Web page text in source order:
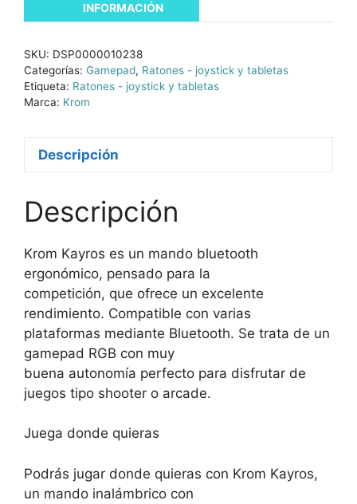
INFORMACIÓN
SKU: DSP0000010238
Categorías: Gamepad, Ratones - joystick y tabletas
Etiqueta: Ratones - joystick y tabletas
Marca: Krom
Descripción
Descripción
Krom Kayros es un mando bluetooth
ergonómico, pensado para la
competición, que ofrece un excelente
rendimiento. Compatible con varias
plataformas mediante Bluetooth. Se trata de un
gamepad RGB con muy
buena autonomía perfecto para disfrutar de
juegos tipo shooter o arcade.
Juega donde quieras
Podrás jugar donde quieras con Krom Kayros,
un mando inalámbrico con